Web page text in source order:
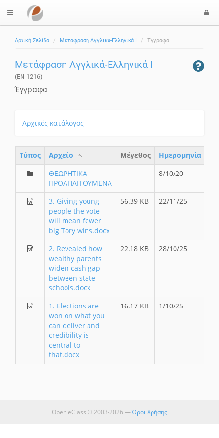
$langMenu
Αρχική Σελίδα Μετάφραση Αγγλικά-Ελληνικά Ι Έγγραφα
Μετάφραση Αγγλικά-Ελληνικά Ι
(EN-1216)
Έγγραφα
Αρχικός κατάλογος
Τύπος Aρχείο Μέγεθος
Ημερομηνία
ΘΕΩΡΗΤΙΚΑ
ΠΡΟΑΠΑΙΤΟΥΜΕΝΑ
8/10/20
3. Giving young
people the vote
will mean fewer
big Tory wins.docx
56.39 KB 22/11/25
2. Revealed how
wealthy parents
widen cash gap
between state
schools.docx
22.18 KB 28/10/25
1. Elections are
won on what you
can deliver and
credibility is
central to
that.docx
16.17 KB 1/10/25
Open eClass © 2003-2026 —Όροι Χρήσης